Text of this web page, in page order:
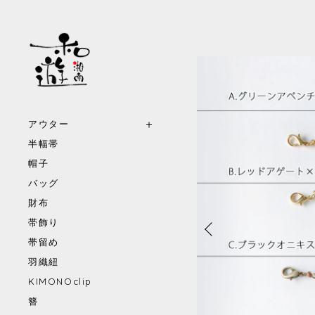
アウター
半幅帯
帽子
バッグ
財布
帯飾り
帯留め
羽織紐
KIMONOclip
簪